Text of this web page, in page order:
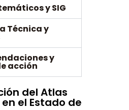
y SIG
Técnica y
y
acción
del Atlas
el Estado de